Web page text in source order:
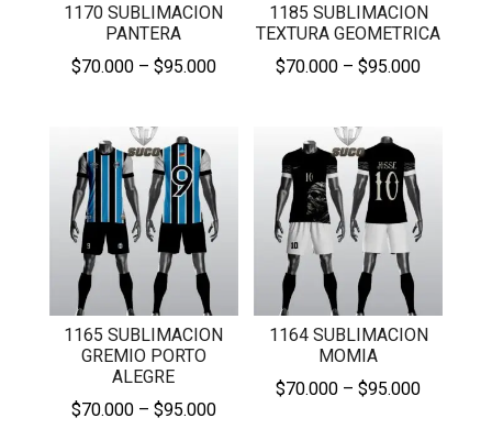
1170 SUBLIMACION
PANTERA
$70.000 – $95.000Price
1185 SUBLIMACION
TEXTURA GEOMETRICA
$70.000 – $95.000Price
1165 SUBLIMACION
GREMIO PORTO
ALEGRE
$70.000 – $95.000Price
1164 SUBLIMACION
MOMIA
$70.000 – $95.000Price